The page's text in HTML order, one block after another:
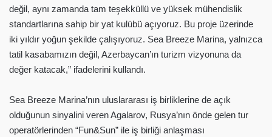
değil, aynı zamanda tam teşekküllü ve yüksek mühendislik
standartlarına sahip bir yat kulübü açıyoruz. Bu proje üzerinde
iki yıldır yoğun şekilde çalışıyoruz. Sea Breeze Marina, yalnızca
tatil kasabamızın değil, Azerbaycan’ın turizm vizyonuna da
değer katacak,” ifadelerini kullandı.
Sea Breeze Marina’nın uluslararası iş birliklerine de açık
olduğunun sinyalini veren Agalarov, Rusya’nın önde gelen tur
operatörlerinden “Fun&Sun” ile iş birliği anlaşması